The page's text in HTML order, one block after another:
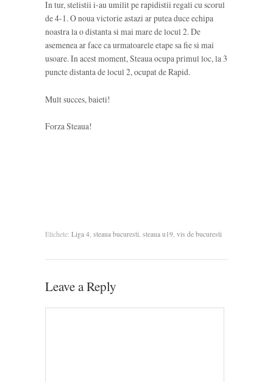
In tur, stelistii i-au umilit pe rapidistii regali cu scorul
de 4-1. O noua victorie astazi ar putea duce echipa
noastra la o distanta si mai mare de locul 2. De
asemenea ar face ca urmatoarele etape sa fie si mai
usoare. In acest moment, Steaua ocupa primul loc, la 3
puncte distanta de locul 2, ocupat de Rapid.
Mult succes, baieti!
Forza Steaua!
Etichete: Liga 4, steaua bucuresti, steaua u19, vis de bucuresti
Leave a Reply